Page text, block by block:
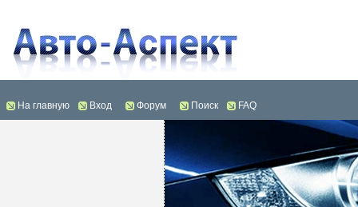
На главную Вход Форум Поиск FAQ